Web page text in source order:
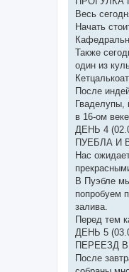
Весь
Начать
Также
один из
После
Гваделупы,
в 16-ом
ДЕНЬ 4
ПУЕБЛА И
Нас
В Пуэбле
попробуем
залива.
Перед тем
ДЕНЬ 5
ПЕРЕЕЗД
После